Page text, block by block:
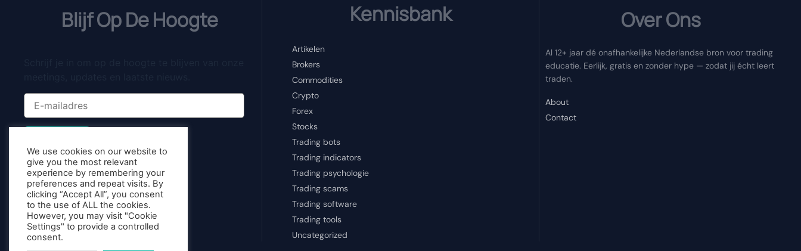
Blijf Op De Hoogte Kennisbank
Artikelen
Brokers
Commodities
Crypto
Forex
Stocks
Trading bots
Trading indicators
Trading psychologie
Trading scams
Trading software
Trading tools
Uncategorized
Over Ons
Al 12+ jaar dé onafhankelijke Nederlandse bron voor trading
educatie. Eerlijk, gratis en zonder hype — zodat jij écht leert
traden.
About
Contact
We use cookies on our website to
give you the most relevant
experience by remembering your
preferences and repeat visits. By
clicking “Accept All”, you consent
to the use of ALL the cookies.
However, you may visit "Cookie
Settings" to provide a controlled
consent.